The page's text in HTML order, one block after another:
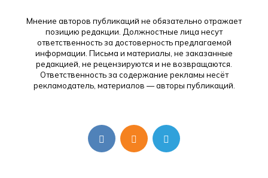
Мнение авторов публикаций не обязательно отражает
позицию редакции. Должностные лица несут
ответственность за достоверность предлагаемой
информации. Письма и материалы, не заказанные
редакцией, не рецензируются и не возвращаются.
Ответственность за содержание рекламы несёт
рекламодатель, материалов — авторы публикаций.